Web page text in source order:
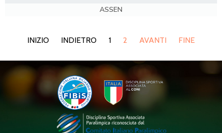
ASSEN
INIZIO INDIETRO 1 2 AVANTI FINE